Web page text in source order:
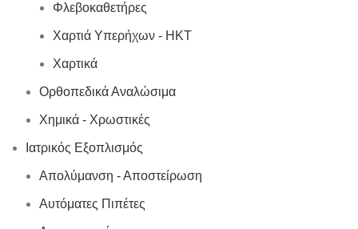
Φλεβοκαθετήρες
Χαρτιά Υπερήχων - ΗΚΤ
Χαρτικά
Ορθοπεδικά Αναλώσιμα
Χημικά - Χρωστικές
Ιατρικός Εξοπλισμός
Απολύμανση - Αποστείρωση
Αυτόματες Πιπέτες